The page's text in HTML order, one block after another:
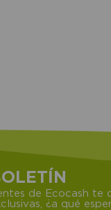
de Ecocash te
¿a qué